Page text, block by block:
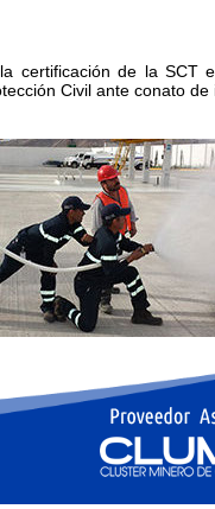
certificación de la SCT
Civil ante conato de